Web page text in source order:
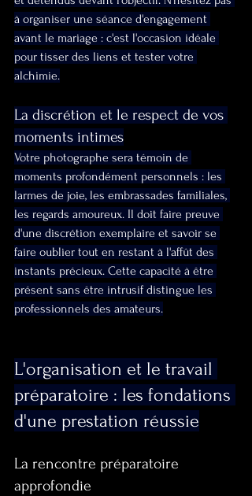
à organiser une séance d'engagement
avant le mariage : c'est l'occasion idéale
pour tisser des liens et tester votre
alchimie.
La discrétion et le respect de vos
moments intimes
Votre photographe sera témoin de
moments profondément personnels : les
larmes de joie, les embrassades familiales,
les regards amoureux. Il doit faire preuve
d'une discrétion exemplaire et savoir se
faire oublier tout en restant à l'affût des
instants précieux. Cette capacité à être
présent sans être intrusif distingue les
professionnels des amateurs.
L'organisation et le travail
préparatoire : les fondations
d'une prestation réussie
La rencontre préparatoire
approfondie